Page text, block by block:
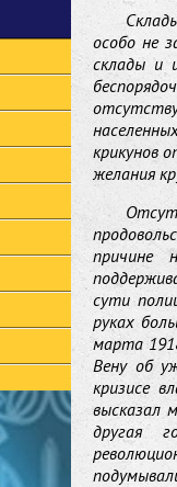
особо не
склады и
крикунов
желания
причине
сути
руках
марта
Вену об
кризисе
высказал
другая